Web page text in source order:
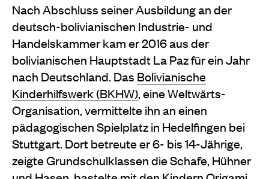
Nach Abschluss seiner Ausbildung an der
deutsch-bolivianischen Industrie- und
Handelskammer kam er 2016 aus der
bolivianischen Hauptstadt La Paz für ein Jahr
nach Deutschland. Das Bolivianische
Kinderhilfswerk (BKHW), eine Weltwärts-
Organisation, vermittelte ihn an einen
pädagogischen Spielplatz in Hedelfingen bei
Stuttgart. Dort betreute er 6- bis 14-Jährige,
zeigte Grundschulklassen die Schafe, Hühner